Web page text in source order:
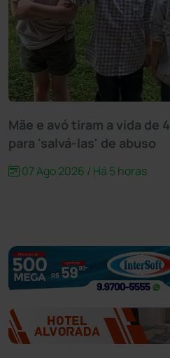
Mãe e avó tiram a vida de
para 'salvá-las' de abuso
07 Ago 2026 / Há 5 horas